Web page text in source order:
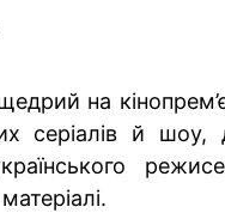
на
серіалів й шоу,